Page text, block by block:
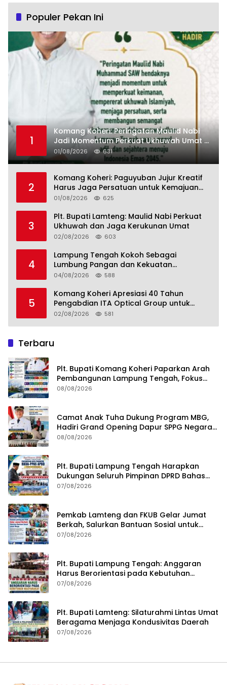
Populer Pekan Ini
1
Komang Koheri: Peringatan Maulid Nabi
Jadi Momentum Perkuat Ukhuwah Umat di
Lampung Tengah
01/08/2026 631
2
Komang Koheri: Paguyuban Jujur Kreatif
Harus Jaga Persatuan untuk Kemajuan
Lampung Tengah
01/08/2026 625
3
Plt. Bupati Lamteng: Maulid Nabi Perkuat
Ukhuwah dan Jaga Kerukunan Umat
02/08/2026 603
4
Lampung Tengah Kokoh Sebagai
Lumbung Pangan dan Kekuatan
Perkebunan Lampung, Komang Koheri:
Menuju Indonesia Emas 2045
04/08/2026 588
5
Komang Koheri Apresiasi 40 Tahun
Pengabdian ITA Optical Group untuk
Kesehatan Mata Masyarakat Lamteng
02/08/2026 581
Terbaru
Plt. Bupati Komang Koheri Paparkan Arah
Pembangunan Lampung Tengah, Fokus
pada SDM, Ekonomi, Infrastruktur dan
08/08/2026
Camat Anak Tuha Dukung Program MBG,
Hadiri Grand Opening Dapur SPPG Negara
Aji Tua Lampung Tengah
08/08/2026
Plt. Bupati Lampung Tengah Harapkan
Dukungan Seluruh Pimpinan DPRD Bahas
RKUA-PPAS APBD Tahun 2027
07/08/2026
Pemkab Lamteng dan FKUB Gelar Jumat
Berkah, Salurkan Bantuan Sosial untuk
Warga
07/08/2026
Plt. Bupati Lampung Tengah: Anggaran
Harus Berorientasi pada Kebutuhan
Masyarakat
07/08/2026
Plt. Bupati Lamteng: Silaturahmi Lintas Umat
Beragama Menjaga Kondusivitas Daerah
07/08/2026